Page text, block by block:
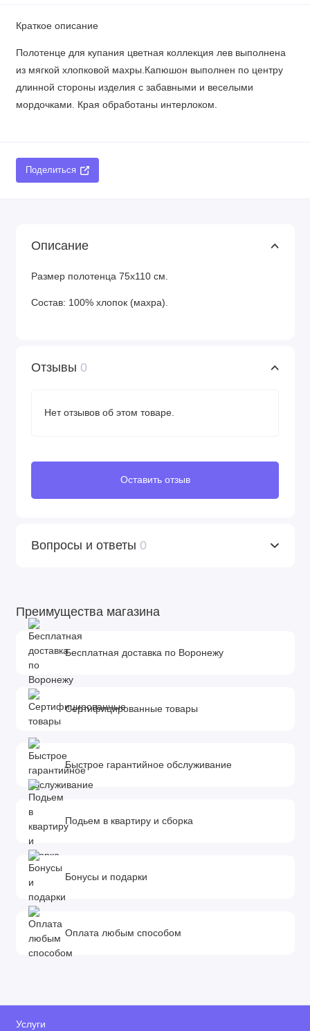
Краткое описание
Полотенце для купания цветная коллекция лев выполнена
из мягкой хлопковой махры.Капюшон выполнен по центру
длинной стороны изделия с забавными и веселыми
мордочками. Края обработаны интерлоком.
Поделиться
Описание
Размер полотенца 75х110 см.
Состав: 100% хлопок (махра).
Отзывы 0
Нет отзывов об этом товаре.
Оставить отзыв
Вопросы и ответы 0
Преимущества магазина
Бесплатная доставка по Воронежу
Сертифицированные товары
Быстрое гарантийное обслуживание
Подьем в квартиру и сборка
Бонусы и подарки
Оплата любым способом
Услуги